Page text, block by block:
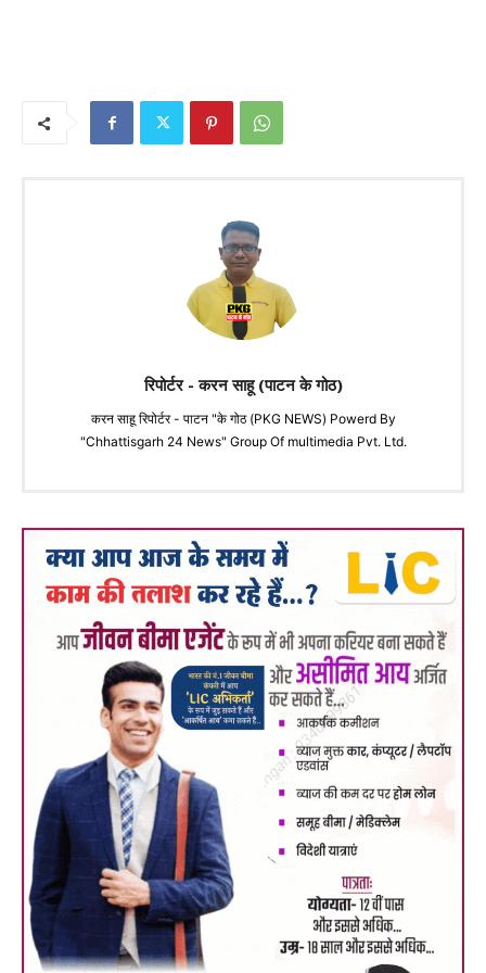
रिपोर्टर - करन साहू (पाटन के गोठ)
करन साहू रिपोर्टर - पाटन "के गोठ (PKG NEWS) Powerd By
"Chhattisgarh 24 News" Group Of multimedia Pvt. Ltd.